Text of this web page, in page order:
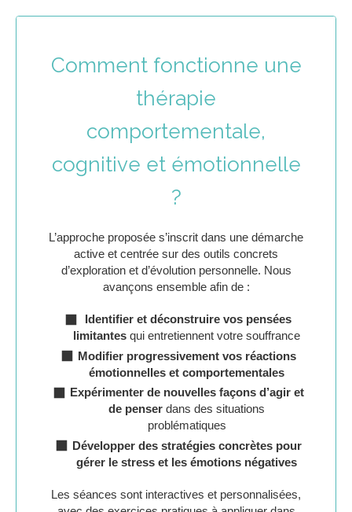
Comment fonctionne une
thérapie
comportementale,
cognitive et émotionnelle
?
L’approche proposée s’inscrit dans une démarche
active et centrée sur des outils concrets
d’exploration et d’évolution personnelle. Nous
avançons ensemble afin de :
Identifier et déconstruire vos pensées
limitantes qui entretiennent votre souffrance
Modifier progressivement vos réactions
émotionnelles et comportementales
Expérimenter de nouvelles façons d’agir et
de penser dans des situations
problématiques
Développer des stratégies concrètes pour
gérer le stress et les émotions négatives
Les séances sont interactives et personnalisées,